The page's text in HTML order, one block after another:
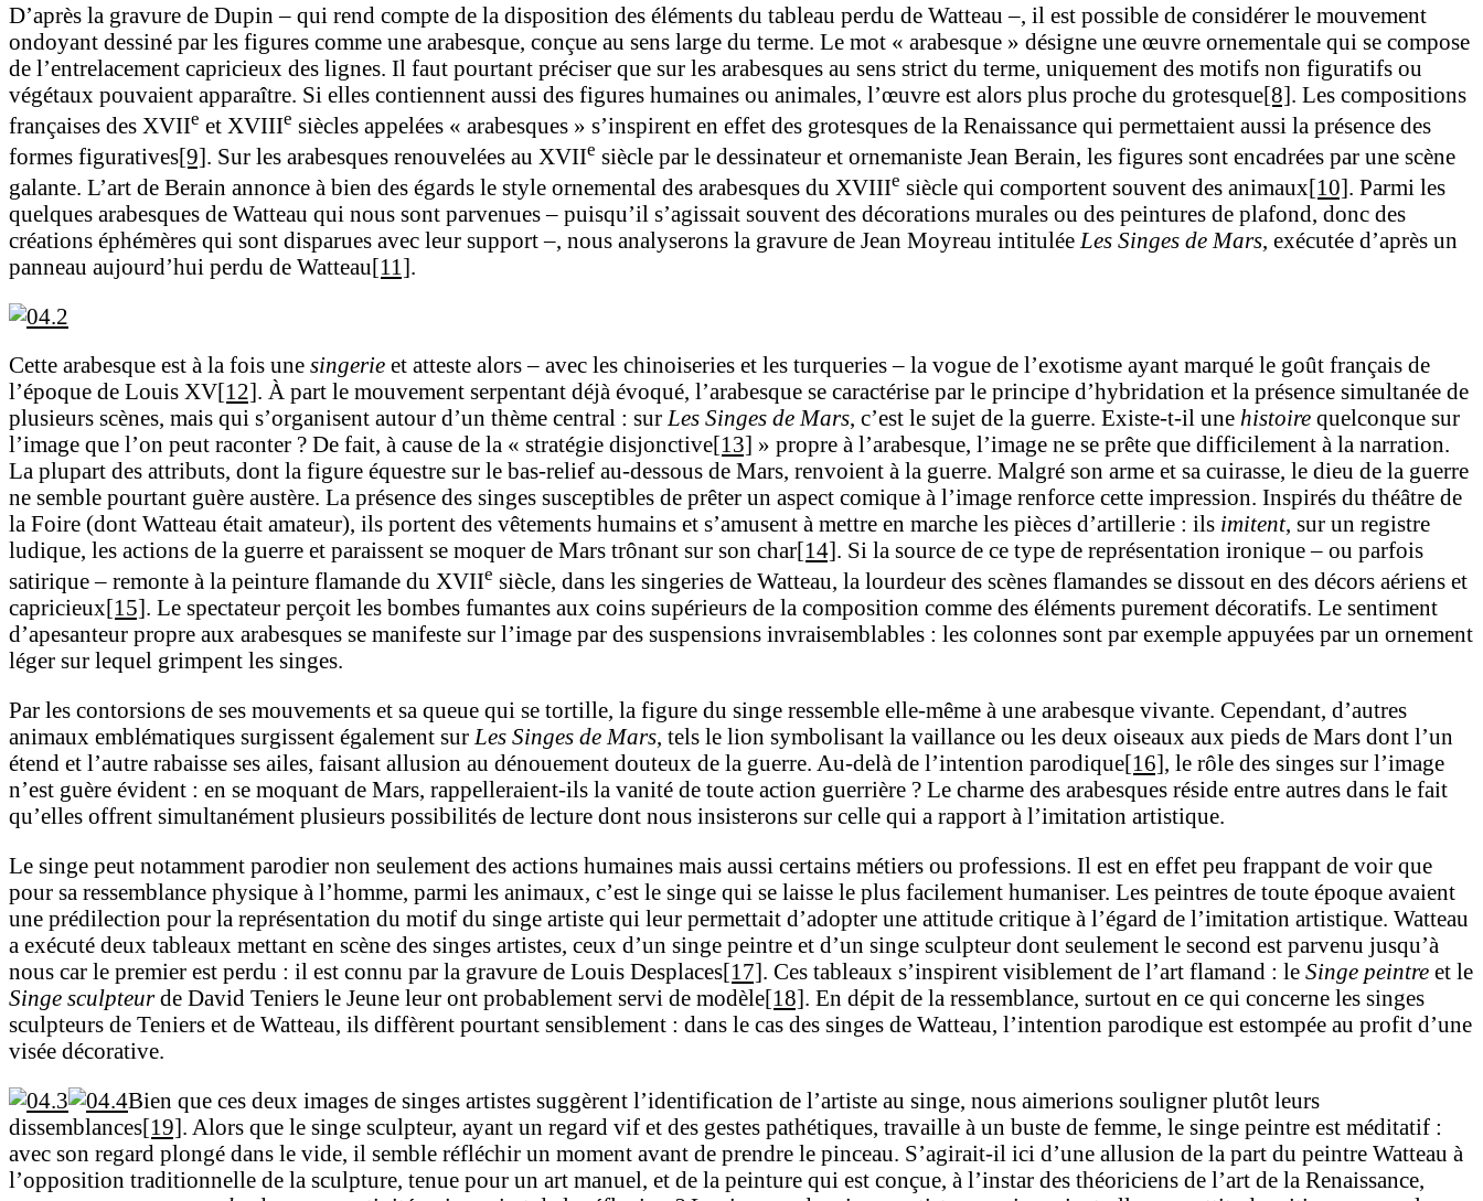
D’après la gravure de Dupin – qui rend compte de la disposition des éléments du tableau perdu de Watteau –, il est possible de considérer le mouvement
ondoyant dessiné par les figures comme une arabesque, conçue au sens large du terme. Le mot « arabesque » désigne une œuvre ornementale qui se compose
de l’entrelacement capricieux des lignes. Il faut pourtant préciser que sur les arabesques au sens strict du terme, uniquement des motifs non figuratifs ou
végétaux pouvaient apparaître. Si elles contiennent aussi des figures humaines ou animales, l’œuvre est alors plus proche du grotesque[8]. Les compositions
françaises des XVIIe et XVIIIe siècles appelées « arabesques » s’inspirent en effet des grotesques de la Renaissance qui permettaient aussi la présence des
formes figuratives[9]. Sur les arabesques renouvelées au XVIIe siècle par le dessinateur et ornemaniste Jean Berain, les figures sont encadrées par une scène
galante. L’art de Berain annonce à bien des égards le style ornemental des arabesques du XVIIIe siècle qui comportent souvent des animaux[10]. Parmi les
quelques arabesques de Watteau qui nous sont parvenues – puisqu’il s’agissait souvent des décorations murales ou des peintures de plafond, donc des
créations éphémères qui sont disparues avec leur support –, nous analyserons la gravure de Jean Moyreau intitulée Les Singes de Mars, exécutée d’après un
panneau aujourd’hui perdu de Watteau[11].
Cette arabesque est à la fois une singerie et atteste alors – avec les chinoiseries et les turqueries – la vogue de l’exotisme ayant marqué le goût français de
l’époque de Louis XV[12]. À part le mouvement serpentant déjà évoqué, l’arabesque se caractérise par le principe d’hybridation et la présence simultanée de
plusieurs scènes, mais qui s’organisent autour d’un thème central : sur Les Singes de Mars, c’est le sujet de la guerre. Existe-t-il une histoire quelconque sur
l’image que l’on peut raconter ? De fait, à cause de la « stratégie disjonctive[13] » propre à l’arabesque, l’image ne se prête que difficilement à la narration.
La plupart des attributs, dont la figure équestre sur le bas-relief au-dessous de Mars, renvoient à la guerre. Malgré son arme et sa cuirasse, le dieu de la guerre
ne semble pourtant guère austère. La présence des singes susceptibles de prêter un aspect comique à l’image renforce cette impression. Inspirés du théâtre de
la Foire (dont Watteau était amateur), ils portent des vêtements humains et s’amusent à mettre en marche les pièces d’artillerie : ils imitent, sur un registre
ludique, les actions de la guerre et paraissent se moquer de Mars trônant sur son char[14]. Si la source de ce type de représentation ironique – ou parfois
satirique – remonte à la peinture flamande du XVIIe siècle, dans les singeries de Watteau, la lourdeur des scènes flamandes se dissout en des décors aériens et
capricieux[15]. Le spectateur perçoit les bombes fumantes aux coins supérieurs de la composition comme des éléments purement décoratifs. Le sentiment
d’apesanteur propre aux arabesques se manifeste sur l’image par des suspensions invraisemblables : les colonnes sont par exemple appuyées par un ornement
léger sur lequel grimpent les singes.
Par les contorsions de ses mouvements et sa queue qui se tortille, la figure du singe ressemble elle-même à une arabesque vivante. Cependant, d’autres
animaux emblématiques surgissent également sur Les Singes de Mars, tels le lion symbolisant la vaillance ou les deux oiseaux aux pieds de Mars dont l’un
étend et l’autre rabaisse ses ailes, faisant allusion au dénouement douteux de la guerre. Au-delà de l’intention parodique[16], le rôle des singes sur l’image
n’est guère évident : en se moquant de Mars, rappelleraient-ils la vanité de toute action guerrière ? Le charme des arabesques réside entre autres dans le fait
qu’elles offrent simultanément plusieurs possibilités de lecture dont nous insisterons sur celle qui a rapport à l’imitation artistique.
Le singe peut notamment parodier non seulement des actions humaines mais aussi certains métiers ou professions. Il est en effet peu frappant de voir que
pour sa ressemblance physique à l’homme, parmi les animaux, c’est le singe qui se laisse le plus facilement humaniser. Les peintres de toute époque avaient
une prédilection pour la représentation du motif du singe artiste qui leur permettait d’adopter une attitude critique à l’égard de l’imitation artistique. Watteau
a exécuté deux tableaux mettant en scène des singes artistes, ceux d’un singe peintre et d’un singe sculpteur dont seulement le second est parvenu jusqu’à
nous car le premier est perdu : il est connu par la gravure de Louis Desplaces[17]. Ces tableaux s’inspirent visiblement de l’art flamand : le Singe peintre et le
Singe sculpteurde David Teniers le Jeune leur ont probablement servi de modèle[18]. En dépit de la ressemblance, surtout en ce qui concerne les singes
sculpteurs de Teniers et de Watteau, ils diffèrent pourtant sensiblement : dans le cas des singes de Watteau, l’intention parodique est estompée au profit d’une
visée décorative.
Bien que ces deux images de singes artistes suggèrent l’identification de l’artiste au singe, nous aimerions souligner plutôt leurs
dissemblances[19]. Alors que le singe sculpteur, ayant un regard vif et des gestes pathétiques, travaille à un buste de femme, le singe peintre est méditatif :
avec son regard plongé dans le vide, il semble réfléchir un moment avant de prendre le pinceau. S’agirait-il ici d’une allusion de la part du peintre Watteau à
l’opposition traditionnelle de la sculpture, tenue pour un art manuel, et de la peinture qui est conçue, à l’instar des théoriciens de l’art de la Renaissance,